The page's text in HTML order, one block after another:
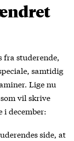
fra studerende,
samtidig
Lige nu
vil skrive
i december:
side, at